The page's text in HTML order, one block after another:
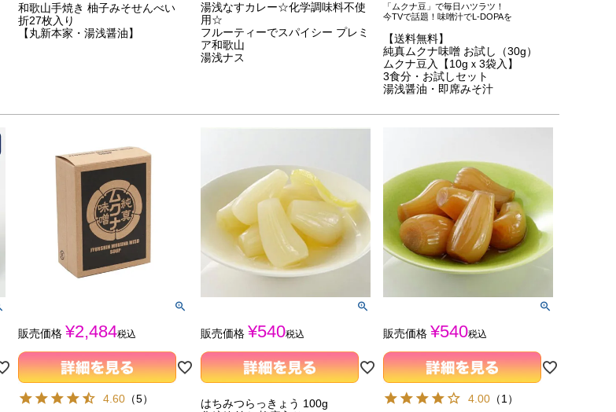
和歌山手焼き 柚子みそせんべい
折27枚入り
【丸新本家・湯浅醤油】
湯浅なすカレー☆化学調味料不使
用☆
フルーティーでスパイシー プレミ
ア和歌山
湯浅ナス
「ムクナ豆」で毎日ハツラツ！
今TVで話題！味噌汁でL-DOPAを
【送料無料】
純真ムクナ味噌 お試し（30g）
ムクナ豆入【10gｘ3袋入】
3食分・お試しセット
湯浅醤油・即席みそ汁
販売価格 ¥2,484税込
4.60 （5）
販売価格 ¥540税込
はちみつらっきょう 100g
販売価格 ¥540税込
4.00 （1 ）